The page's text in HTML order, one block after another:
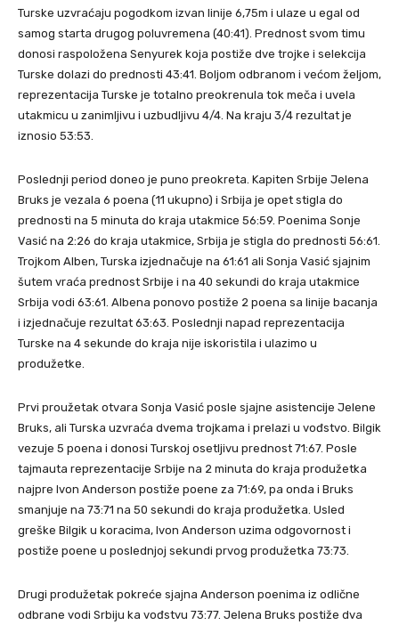
Turske uzvraćaju pogodkom izvan linije 6,75m i ulaze u egal od
samog starta drugog poluvremena (40:41). Prednost svom timu
donosi raspoložena Senyurek koja postiže dve trojke i selekcija
Turske dolazi do prednosti 43:41. Boljom odbranom i većom željom,
reprezentacija Turske je totalno preokrenula tok meča i uvela
utakmicu u zanimljivu i uzbudljivu 4/4. Na kraju 3/4 rezultat je
iznosio 53:53.
Poslednji period doneo je puno preokreta. Kapiten Srbije Jelena
Bruks je vezala 6 poena (11 ukupno) i Srbija je opet stigla do
prednosti na 5 minuta do kraja utakmice 56:59. Poenima Sonje
Vasić na 2:26 do kraja utakmice, Srbija je stigla do prednosti 56:61.
Trojkom Alben, Turska izjednačuje na 61:61 ali Sonja Vasić sjajnim
šutem vraća prednost Srbije i na 40 sekundi do kraja utakmice
Srbija vodi 63:61. Albena ponovo postiže 2 poena sa linije bacanja
i izjednačuje rezultat 63:63. Poslednji napad reprezentacija
Turske na 4 sekunde do kraja nije iskoristila i ulazimo u
produžetke.
Prvi proužetak otvara Sonja Vasić posle sjajne asistencije Jelene
Bruks, ali Turska uzvraća dvema trojkama i prelazi u vođstvo. Bilgik
vezuje 5 poena i donosi Turskoj osetljivu prednost 71:67. Posle
tajmauta reprezentacije Srbije na 2 minuta do kraja produžetka
najpre Ivon Anderson postiže poene za 71:69, pa onda i Bruks
smanjuje na 73:71 na 50 sekundi do kraja produžetka. Usled
greške Bilgik u koracima, Ivon Anderson uzima odgovornost i
postiže poene u poslednjoj sekundi prvog produžetka 73:73.
Drugi produžetak pokreće sjajna Anderson poenima iz odlične
odbrane vodi Srbiju ka vođstvu 73:77. Jelena Bruks postiže dva